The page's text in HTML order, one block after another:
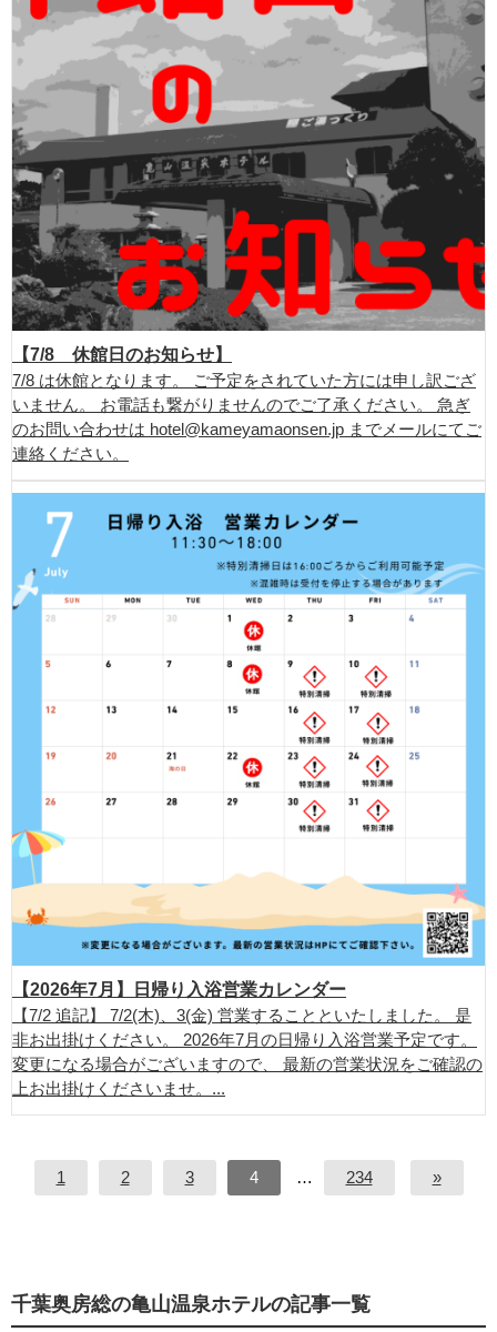
【7/8 休館日のお知らせ】
7/8 は休館となります。 ご予定をされていた方には申し訳ござ
いません。 お電話も繋がりませんのでご了承ください。 急ぎ
のお問い合わせは hotel@kameyamaonsen.jp までメールにてご
連絡ください。
【2026年7月】日帰り入浴営業カレンダー
【7/2 追記】 7/2(木)、3(金) 営業することといたしました。 是
非お出掛けください。 2026年7月の日帰り入浴営業予定です。
変更になる場合がございますので、 最新の営業状況をご確認の
上お出掛けくださいませ。...
1 2 3 4 … 234 »
千葉奥房総の亀山温泉ホテルの記事一覧